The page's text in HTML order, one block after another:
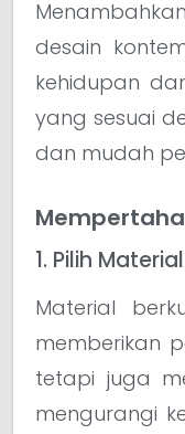
desain
kehidupan
yang sesuai
dan mudah
1. Pilih
Material
memberikan
tetapi juga
mengurangi